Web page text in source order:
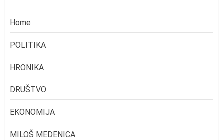
Home
POLITIKA
HRONIKA
DRUŠTVO
EKONOMIJA
MILOŠ MEDENICA